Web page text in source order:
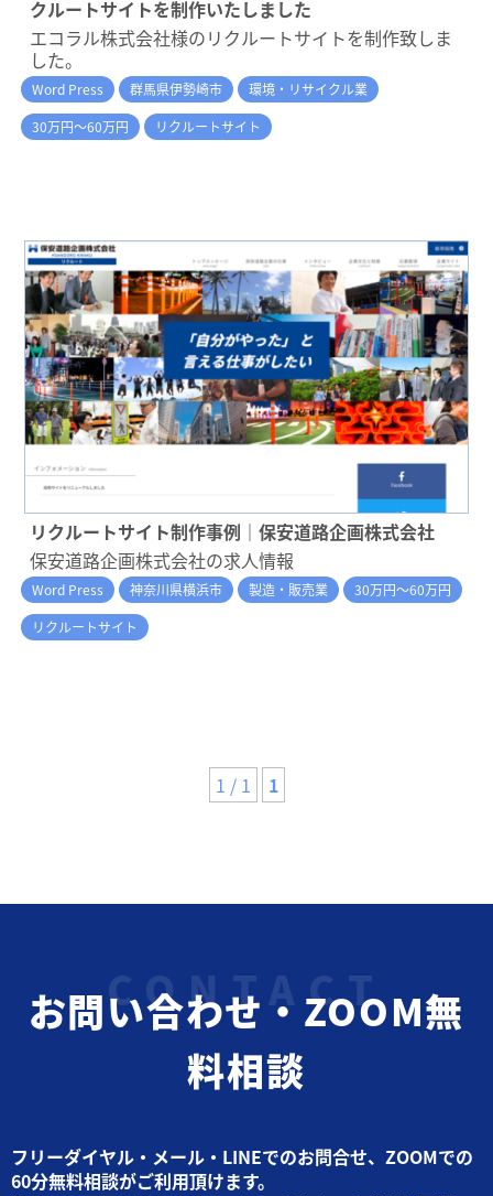
クルートサイトを制作いたしました
エコラル株式会社様のリクルートサイトを制作致しま
した。
Word Press 群馬県伊勢崎市
環境・リサイクル業
30万円～60万円
リクルートサイト
リクルートサイト制作事例｜保安道路企画株式会社
保安道路企画株式会社の求人情報
Word Press 神奈川県横浜市 製造・販売業
30万円～60万円
リクルートサイト
1 / 1 1
お問い合わせ・ZOOM無
料相談
フリーダイヤル・メール・LINEでのお問合せ、ZOOMでの
60分無料相談がご利用頂けます。